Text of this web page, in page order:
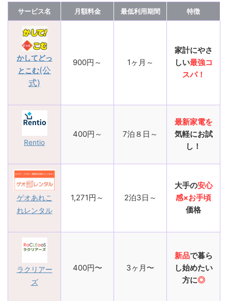
サービス名 月額料金 最低利用期間 特徴
かしてどっ
とこむ(公
式)
900円～ 1ヶ月～
家計にやさ
しい最強コ
スパ！
Rentio
400円～ 7泊８日～
最新家電を
気軽にお試
し！
ゲオあれこ
れレンタル
1,271円～ 2泊3日～
大手の安心
感×お手頃
価格
ラクリアー
ズ
400円〜 3ヶ月〜
新品で暮ら
し始めたい
方に◎